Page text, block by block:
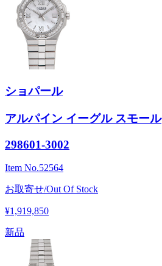
ショパール
アルパイン イーグル スモール
298601-3002
Item No.52564
お取寄せ/Out Of Stock
¥1,919,850
新品